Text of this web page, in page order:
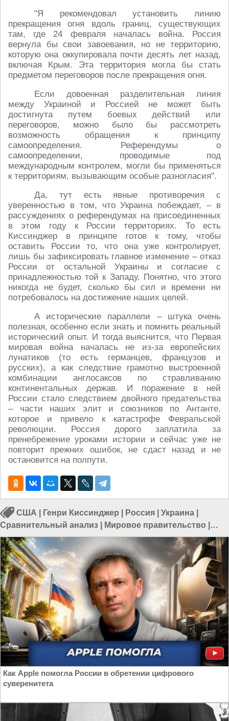
"Я рекомендовал установить линию
прекращения огня вдоль границ, существующих
там, где 24 февраля началась война. Россия
вернула бы свои завоевания, но не территорию,
которую она оккупировала почти десять лет назад,
включая Крым. Эта территория могла бы стать
предметом переговоров после прекращения огня.
Если довоенная разделительная линия
между Украиной и Россией не может быть
достигнута путем боевых действий или
переговоров, можно было бы рассмотреть
возможность обращения к принципу
самоопределения. Референдумы о
самоопределении, проводимые под
международным контролем, могли бы применяться
к территориям, вызывающим особые разногласия".
Да, тут есть явные противоречия с
уверенностью в том, что Украина побеждает, – в
рассуждениях о референдумах на присоединенных
в этом году к России территориях. То есть
Киссинджер в принципе готов к тому, чтобы
оставить России то, что она уже контролирует,
лишь бы зафиксировать главное изменение – отказ
России от остальной Украины и согласие с
принадлежностью той к Западу. Понятно, что этого
никогда не будет, сколько бы сил и времени ни
потребовалось на достижение наших целей.
А исторические параллели – штука очень
полезная, особенно если знать и помнить реальный
исторический опыт. И тогда выяснится, что Первая
мировая война началась не из-за европейских
лунатиков (то есть германцев, французов и
русских), а как следствие грамотно выстроенной
комбинации англосаксов по стравливанию
континентальных держав. И поражение в ней
России стало следствием двойного предательства
– части наших элит и союзников по Антанте,
которое и привело к катастрофе Февральской
революции. Россия дорого заплатила за
пренебрежение уроками истории и сейчас уже не
повторит прежних ошибок, не сдаст назад и не
остановится на полпути.
США Генри Киссинджер Россия Украина
Сравнительный анализ
Мировое правительство
Исторические аналогии|Война на Украине
Как Apple помогла России в обретении цифрового
суверенитета